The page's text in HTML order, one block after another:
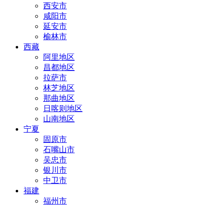
西安市
咸阳市
延安市
榆林市
西藏
阿里地区
昌都地区
拉萨市
林芝地区
那曲地区
日喀则地区
山南地区
宁夏
固原市
石嘴山市
吴忠市
银川市
中卫市
福建
福州市